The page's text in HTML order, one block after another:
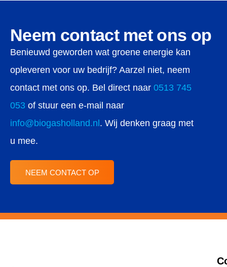
Neem contact met ons op
Benieuwd geworden wat groene energie kan
opleveren voor uw bedrijf? Aarzel niet, neem
contact met ons op. Bel direct naar 0513 745
053 of stuur een e-mail naar
info@biogasholland.nl . Wij denken graag met
u mee.
NEEM CONTACT OP